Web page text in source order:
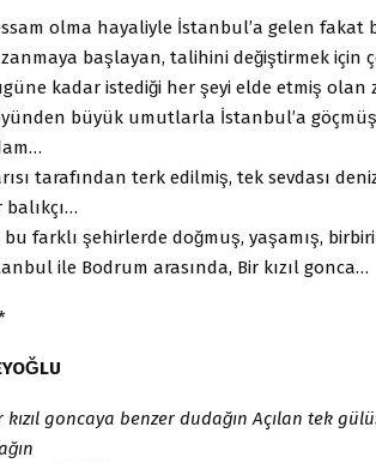
olma hayaliyle İstanbul’a gelen fakat
başlayan, talihini değiştirmek için
kadar istediği her şeyi elde etmiş olan
büyük umutlarla İstanbul’a
tarafından terk edilmiş, tek sevdası
balıkçı…
bu farklı şehirlerde doğmuş, yaşamış,
ile Bodrum arasında, Bir kızıl gonca…
kızıl goncaya benzer dudağın Açılan tek